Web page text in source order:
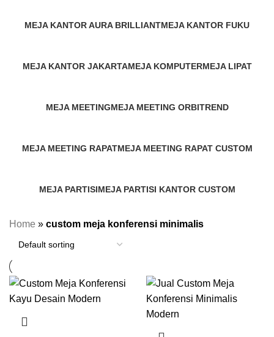
MEJA KANTOR AURA BRILLIANTMEJA KANTOR FUKU
MEJA KANTOR JAKARTAMEJA KOMPUTERMEJA LIPAT
MEJA MEETINGMEJA MEETING ORBITREND
MEJA MEETING RAPATMEJA MEETING RAPAT CUSTOM
MEJA PARTISIMEJA PARTISI KANTOR CUSTOM
Home » custom meja konferensi minimalis